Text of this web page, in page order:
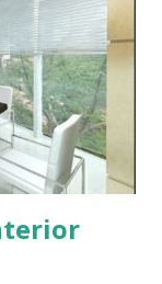
detik. Posting
AI
AI. Iklan :
Lalu kalau AI
yang closing.